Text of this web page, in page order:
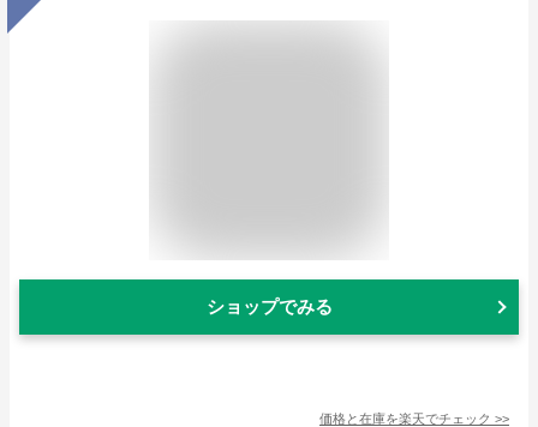
ショップでみる
価格と在庫を楽天でチェック >>